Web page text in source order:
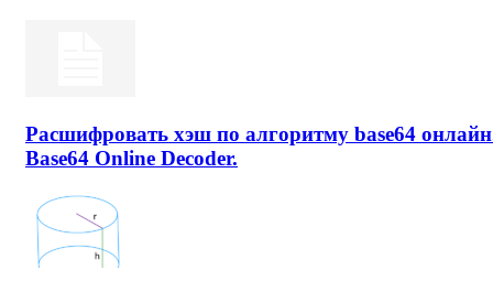
Расшифровать хэш по алгоритму base64
Base64 Online Decoder.